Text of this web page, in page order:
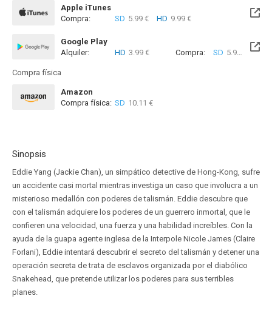
Apple iTunes
Compra:
SD 5.99 € HD 9.99 €
Google Play
Alquiler:
HD 3.99 € Compra: SD 5.99 € HD
Compra física
Amazon
Compra física: SD 10.11 €
Sinopsis
Eddie Yang (Jackie Chan), un simpático detective de Hong-Kong, sufre
un accidente casi mortal mientras investiga un caso que involucra a un
misterioso medallón con poderes de talismán. Eddie descubre que
con el talismán adquiere los poderes de un guerrero inmortal, que le
confieren una velocidad, una fuerza y una habilidad increíbles. Con la
ayuda de la guapa agente inglesa de la Interpole Nicole James (Claire
Forlani), Eddie intentará descubrir el secreto del talismán y detener una
operación secreta de trata de esclavos organizada por el diabólico
Snakehead, que pretende utilizar los poderes para sus terribles
planes.